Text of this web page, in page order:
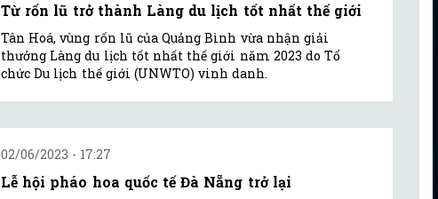
Từ rốn lũ trở thành Làng du lịch tốt nhất thế giới
Tân Hoá, vùng rốn lũ của Quảng Bình vừa nhận giải
thưởng Làng du lịch tốt nhất thế giới năm 2023 do Tổ
chức Du lịch thế giới (UNWTO) vinh danh.
02/06/2023 - 17:27
Lễ hội pháo hoa quốc tế Đà Nẵng trở lại